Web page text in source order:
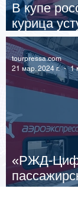
В купе
курица
пюре с
«РЖД-
tourpressa.com
21 мар. 2024 г.
1